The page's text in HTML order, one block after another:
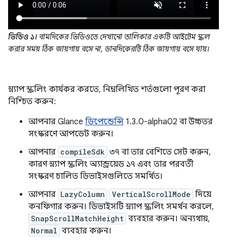
ভিডিও ১। বামদিকের ভিডিওতে দেখানো তালিকার একটি আইটেম স্ক্রল
করার সময় ঠিক জায়গায় বসে না, ডানদিকেরটি ঠিক জায়গায় বসে যায়।
স্ন্যাপ স্ক্রলিং কার্যকর করতে, নিম্নলিখিত শর্তগুলো পূরণ করা
নিশ্চিত করুন:
আপনার Glance ডিপেন্ডেন্সি 1.3.0-alpha02 বা উচ্চতর
সংস্করণে আপডেট করুন।
আপনার compileSdk ৩৭ বা তার বেশিতে সেট করুন,
কারণ স্ন্যাপ স্ক্রলিং অ্যান্ড্রয়েড ১৭ এবং তার পরবর্তী
সংস্করণ চালিত ডিভাইসগুলিতে সমর্থিত।
আপনার LazyColumn VerticalScrollMode দিয়ে
কনফিগার করুন। ডিভাইসটি স্ন্যাপ স্ক্রলিং সমর্থন করলে,
SnapScrollMatchHeight ব্যবহার করুন। অন্যথায়,
Normal ব্যবহার করুন।